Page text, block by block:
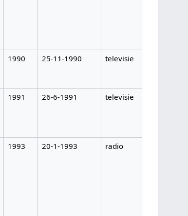
1990 25-11-1990 televisie
1991 26-6-1991 televisie
1993 20-1-1993 radio